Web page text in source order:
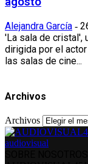
Alejandra García -
'La sala de cristal',
dirigida por el
las salas de cine...
Archivos
Archivos